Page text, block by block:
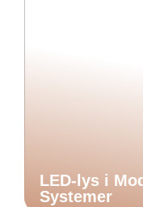
LED-lys i
Systemer